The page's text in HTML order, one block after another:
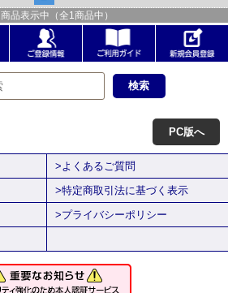
商品表示中（全1 商品中）
PC版へ
>よくあるご質問
>特定商取引法に基づく表示
>プライバシーポリシー